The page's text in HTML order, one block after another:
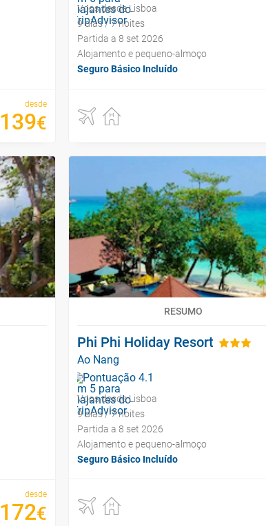
desde
€
Voos desde Lisboa
9 dias / 7 noites
Partida a 8 set 2026
Alojamento e pequeno-almoço
Seguro Básico Incluído
desde
€
RESUMO
Phi Phi Holiday Resort
Ao Nang
Voos desde Lisboa
9 dias / 7 noites
Partida a 8 set 2026
Alojamento e pequeno-almoço
Seguro Básico Incluído